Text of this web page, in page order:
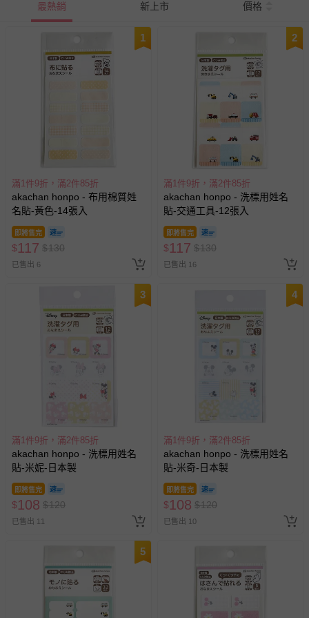
最熱銷 新上市 價格
1
滿1件9折，滿2件85折
akachan honpo - 布用棉質姓
名貼-黃色-14張入
即將售完
$117 $130
已售出 6
2
滿1件9折，滿2件85折
akachan honpo - 洗標用姓名
貼-交通工具-12張入
即將售完
$117 $130
已售出 16
3
滿1件9折，滿2件85折
akachan honpo - 洗標用姓名
貼-米妮-日本製
即將售完
$108 $120
已售出 11
4
滿1件9折，滿2件85折
akachan honpo - 洗標用姓名
貼-米奇-日本製
即將售完
$108 $120
已售出 10
5